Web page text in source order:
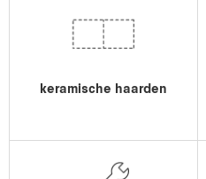
keramische haarden